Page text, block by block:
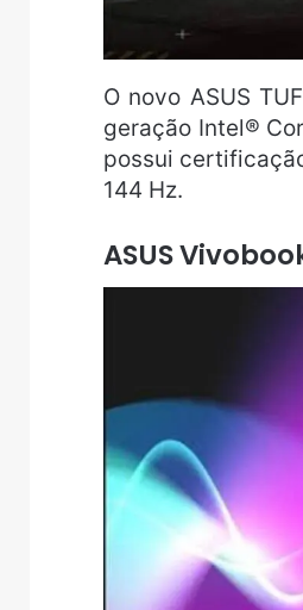
O novo ASUS
geração Intel®
possui
144 Hz.
ASUS